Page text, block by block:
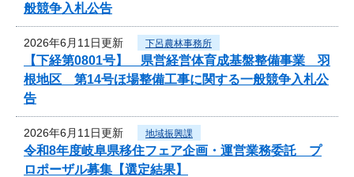
般競争入札公告
2026年6月11日更新 下呂農林事務所
【下経第0801号】 県営経営体育成基盤整備事業 羽
根地区 第14号ほ場整備工事に関する一般競争入札公
告
2026年6月11日更新 地域振興課
令和8年度岐阜県移住フェア企画・運営業務委託 プ
ロポーザル募集【選定結果】